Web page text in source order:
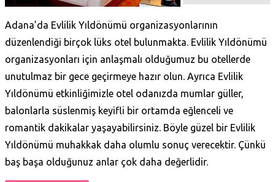
Adana’da Evlilik Yıldönümü organizasyonlarının
düzenlendiği birçok lüks otel bulunmakta. Evlilik Yıldönümü
organizasyonları için anlaşmalı olduğumuz bu otellerde
unutulmaz bir gece geçirmeye hazır olun. Ayrıca Evlilik
Yıldönümü etkinliğimizle otel odanızda mumlar güller,
balonlarla süslenmiş keyifli bir ortamda eğlenceli ve
romantik dakikalar yaşayabilirsiniz. Böyle güzel bir Evlilik
Yıldönümü muhakkak daha olumlu sonuç verecektir. Çünkü
baş başa olduğunuz anlar çok daha değerlidir.